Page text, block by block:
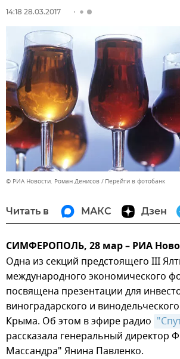
14:18 28.03.2017
© РИА Новости. Роман Денисов Перейти в фотобанк
Читать в МАКС Дзен
СИМФЕРОПОЛЬ, 28 мар – РИА
Одна из секций предстоящего III
международного экономического
посвящена презентации для
виноградарского и
Крыма. Об этом в эфире радио
рассказала генеральный директор
Массандра" Янина Павленко.